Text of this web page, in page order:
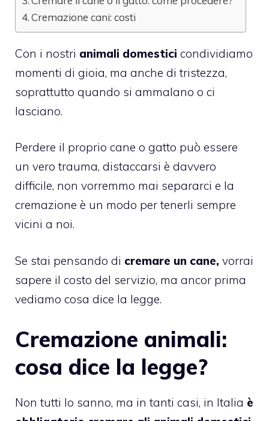
Cremazione cani: costi
Con i nostri animali domestici condividiamo
momenti di gioia, ma anche di tristezza,
soprattutto quando si ammalano o ci
lasciano.
Perdere il proprio cane o gatto può essere
un vero trauma, distaccarsi è davvero
difficile, non vorremmo mai separarci e la
cremazione è un modo per tenerli sempre
vicini a noi.
Se stai pensando di cremare un cane, vorrai
sapere il costo del servizio, ma ancor prima
vediamo cosa dice la legge.
Cremazione animali:
cosa dice la legge?
Non tutti lo sanno, ma in tanti casi, in Italia è